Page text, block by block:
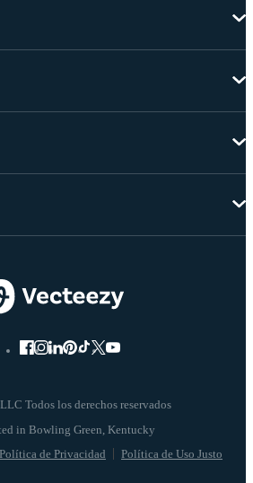
Todos los derechos reservados
Política de Privacidad Política de Uso Justo